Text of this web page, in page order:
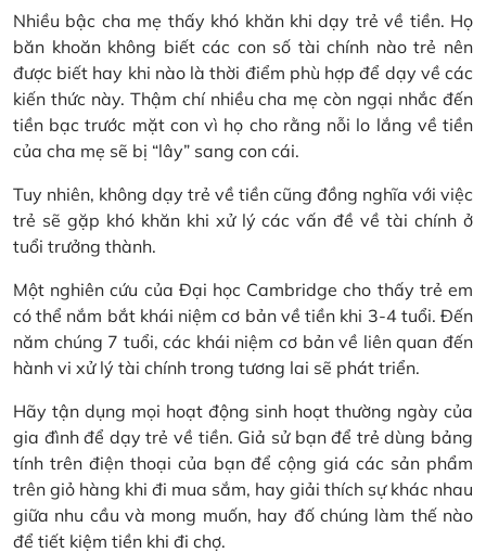
Nhiều bậc cha mẹ thấy khó khăn khi dạy trẻ về tiền. Họ
băn khoăn không biết các con số tài chính nào trẻ nên
được biết hay khi nào là thời điểm phù hợp để dạy về các
kiến thức này. Thậm chí nhiều cha mẹ còn ngại nhắc đến
tiền bạc trước mặt con vì họ cho rằng nỗi lo lắng về tiền
của cha mẹ sẽ bị “lây” sang con cái.
Tuy nhiên, không dạy trẻ về tiền cũng đồng nghĩa với việc
trẻ sẽ gặp khó khăn khi xử lý các vấn đề về tài chính ở
tuổi trưởng thành.
Một nghiên cứu của Đại học Cambridge cho thấy trẻ em
có thể nắm bắt khái niệm cơ bản về tiền khi 3-4 tuổi. Đến
năm chúng 7 tuổi, các khái niệm cơ bản về liên quan đến
hành vi xử lý tài chính trong tương lai sẽ phát triển.
Hãy tận dụng mọi hoạt động sinh hoạt thường ngày của
gia đình để dạy trẻ về tiền. Giả sử bạn để trẻ dùng bảng
tính trên điện thoại của bạn để cộng giá các sản phẩm
trên giỏ hàng khi đi mua sắm, hay giải thích sự khác nhau
giữa nhu cầu và mong muốn, hay đố chúng làm thế nào
để tiết kiệm tiền khi đi chợ.